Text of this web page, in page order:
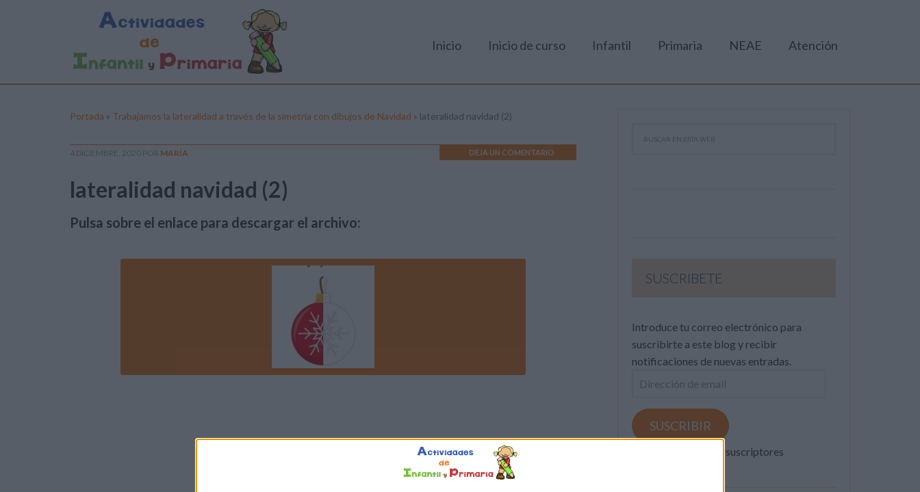
Inicio Inicio de curso Infantil Primaria NEAE Atención
Portada » Trabajamos la lateralidad a través de la simetría con dibujos de Navidad » lateralidad navidad (2)
4 DICIEMBRE, 2020 POR MARÍA DEJA UN COMENTARIO
lateralidad navidad (2)
Pulsa sobre el enlace para descargar el archivo:
SUSCRIBETE
Introduce tu correo electrónico para
suscribirte a este blog y recibir
notificaciones de nuevas entradas.
Dirección
email
SUSCRIBIR
Únete a otros 371K suscriptores